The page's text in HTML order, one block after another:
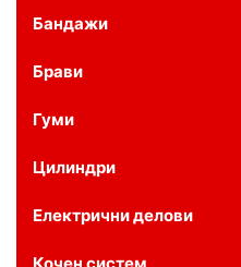
Бандажи
Брави
Гуми
Цилиндри
Електрични делови